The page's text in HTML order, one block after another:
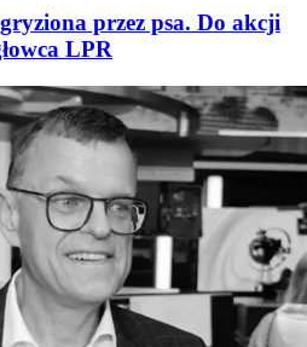
przez psa. Do akcji
LPR